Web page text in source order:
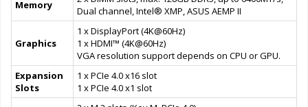
Memory
Dual channel, Intel® XMP, ASUS AEMP II
Graphics
1 x DisplayPort (4K@60Hz)
1 x HDMI™ (4K@60Hz)
VGA resolution support depends on CPU or GPU.
Expansion
Slots
1 x PCIe 4.0 x16 slot
1 x PCIe 4.0 x1 slot